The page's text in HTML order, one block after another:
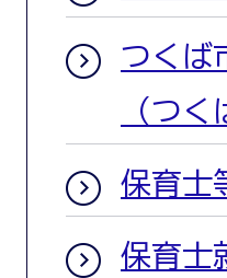
つくば
（つ
保育士
保育士